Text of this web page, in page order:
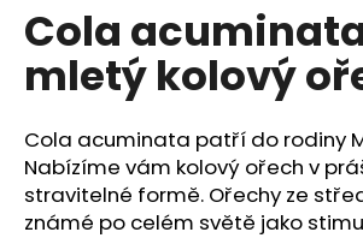
produktu
je
hvězdiček.
Cola
mletý kolový
Cola acuminata patří do rodiny
Nabízíme vám kolový ořech v
stravitelné formě. Ořechy ze
známé po celém světě jako
HLEDAT
D
o
p